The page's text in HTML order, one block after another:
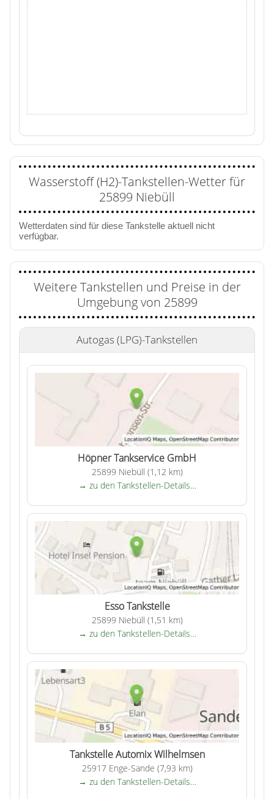
Wasserstoff (H2)-Tankstellen-Wetter für
25899 Niebüll
Wetterdaten sind für diese Tankstelle aktuell nicht
verfügbar.
Weitere Tankstellen und Preise in der
Umgebung von 25899
Autogas (LPG)-Tankstellen
Höpner Tankservice GmbH
25899 Niebüll (1,12 km)
→ zu den Tankstellen-Details…
Esso Tankstelle
25899 Niebüll (1,51 km)
→ zu den Tankstellen-Details…
Tankstelle Automix Wilhelmsen
25917 Enge-Sande (7,93 km)
→ zu den Tankstellen-Details…